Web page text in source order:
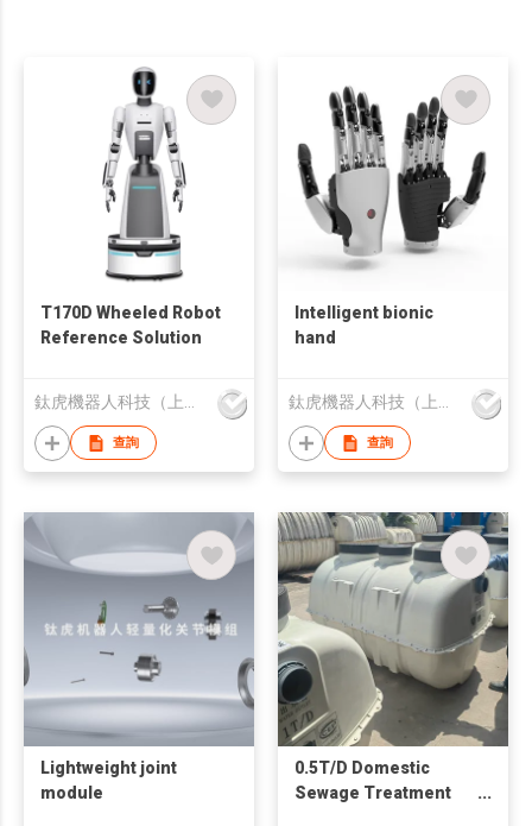
T170D Wheeled Robot
Reference Solution
鈦虎機器人科技（上海）有限公司
查詢
Intelligent bionic
hand
鈦虎機器人科技（上海）有限公司
查詢
Lightweight joint
module
0.5T/D Domestic
Sewage Treatment